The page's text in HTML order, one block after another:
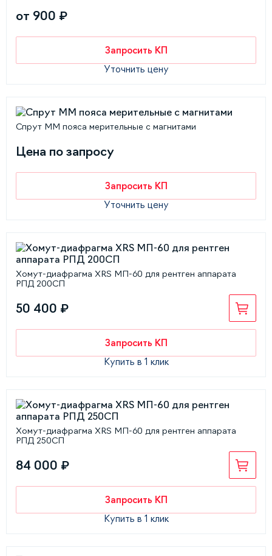
от 900 ₽
Запросить КП
Уточнить цену
Спрут ММ пояса мерительные с магнитами
Цена по запросу
Запросить КП
Уточнить цену
Хомут-диафрагма XRS МП-60 для рентген аппарата
РПД 200СП
50 400 ₽
Запросить КП
Купить в 1 клик
Хомут-диафрагма XRS МП-60 для рентген аппарата
РПД 250СП
84 000 ₽
Запросить КП
Купить в 1 клик